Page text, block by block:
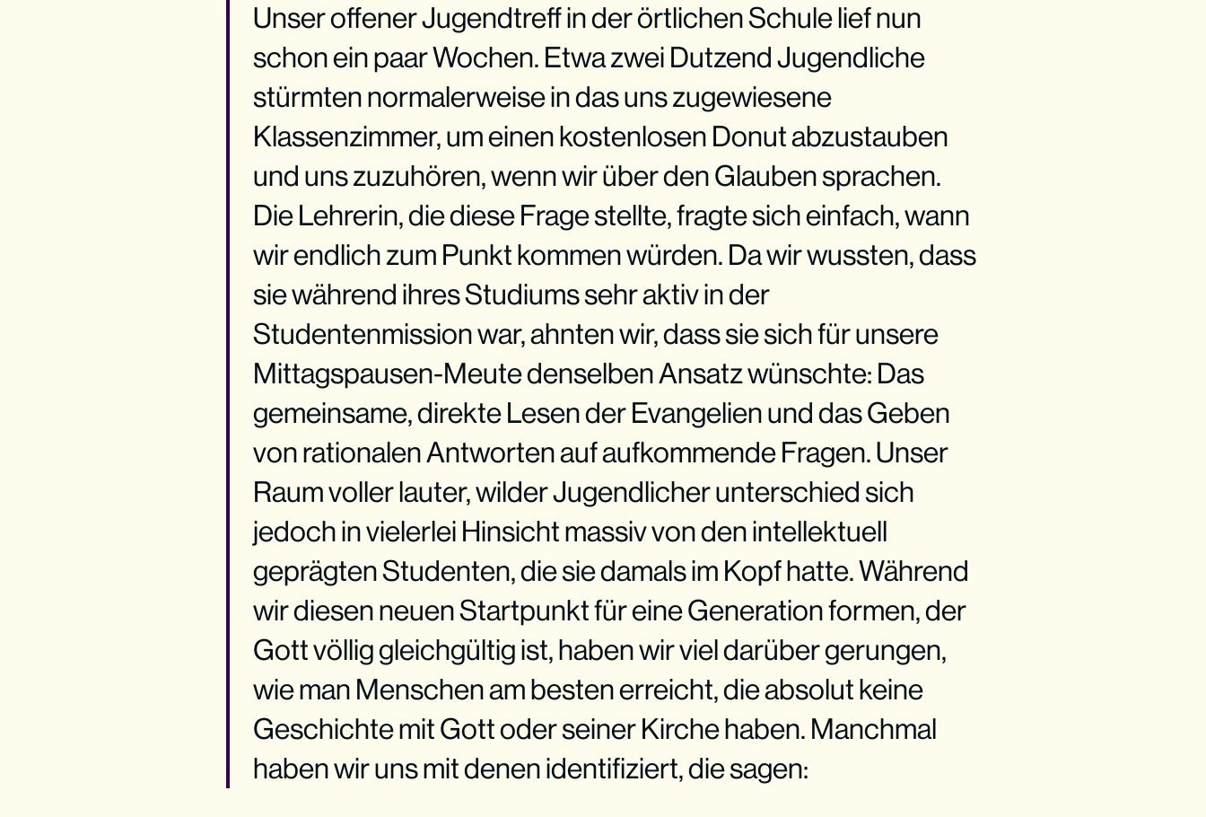
Unser offener Jugendtreff in der örtlichen Schule lief nun
schon ein paar Wochen. Etwa zwei Dutzend Jugendliche
stürmten normalerweise in das uns zugewiesene
Klassenzimmer, um einen kostenlosen Donut abzustauben
und uns zuzuhören, wenn wir über den Glauben sprachen.
Die Lehrerin, die diese Frage stellte, fragte sich einfach, wann
wir endlich zum Punkt kommen würden. Da wir wussten, dass
sie während ihres Studiums sehr aktiv in der
Studentenmission war, ahnten wir, dass sie sich für unsere
Mittagspausen-Meute denselben Ansatz wünschte: Das
gemeinsame, direkte Lesen der Evangelien und das Geben
von rationalen Antworten auf aufkommende Fragen. Unser
Raum voller lauter, wilder Jugendlicher unterschied sich
jedoch in vielerlei Hinsicht massiv von den intellektuell
geprägten Studenten, die sie damals im Kopf hatte. Während
wir diesen neuen Startpunkt für eine Generation formen, der
Gott völlig gleichgültig ist, haben wir viel darüber gerungen,
wie man Menschen am besten erreicht, die absolut keine
Geschichte mit Gott oder seiner Kirche haben. Manchmal
haben wir uns mit denen identifiziert, die sagen: